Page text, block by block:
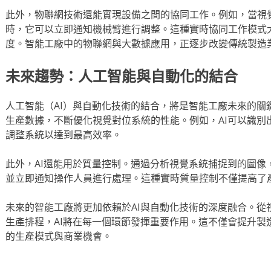
此外，物聯網技術還能實現設備之間的協同工作。例如，當
時，它可以立即通知機械臂進行調整。這種實時協同工作模
度。智能工廠中的物聯網與大數據應用，正逐步改變傳統製造
未來趨勢：人工智能與自動化的結合
人工智能（AI）與自動化技術的結合，將是智能工廠未來的
生產數據，不斷優化視覺對位系統的性能。例如，AI可以識
調整系統以達到最高效率。
此外，AI還能用於質量控制。通過分析視覺系統捕捉到的圖
並立即通知操作人員進行處理。這種實時質量控制不僅提高
未來的智能工廠將更加依賴於AI與自動化技術的深度融合。
生產排程，AI將在每一個環節發揮重要作用。這不僅會提升
的生產模式與商業機會。